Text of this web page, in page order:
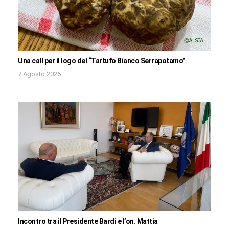
Una call per il logo del “Tartufo Bianco Serrapotamo”
7 Agosto 2026
Incontro tra il Presidente Bardi e l’on. Mattia